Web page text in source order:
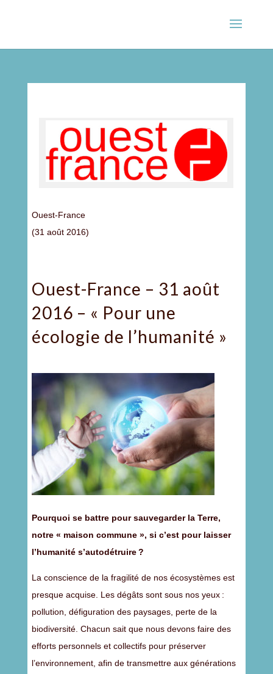
Ouest-France
(31 août 2016)
Ouest-France – 31 août
2016 – « Pour une
écologie de l’humanité »
Pourquoi se battre pour sauvegarder la Terre,
notre « maison commune », si c’est pour laisser
l’humanité s’autodétruire ?
La conscience de la fragilité de nos écosystèmes est
presque acquise. Les dégâts sont sous nos yeux :
pollution, défiguration des paysages, perte de la
biodiversité. Chacun sait que nous devons faire des
efforts personnels et collectifs pour préserver
l’environnement, afin de transmettre aux générations